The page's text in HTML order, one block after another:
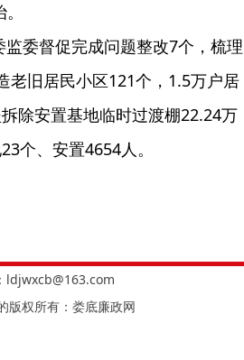
委督促完成问题整改7个，梳理
老旧居民小区121个，1.5万户居
除安置基地临时过渡棚22.24万
个、安置4654人。
ldjwxcb@163.com
版权所有：娄底廉政网